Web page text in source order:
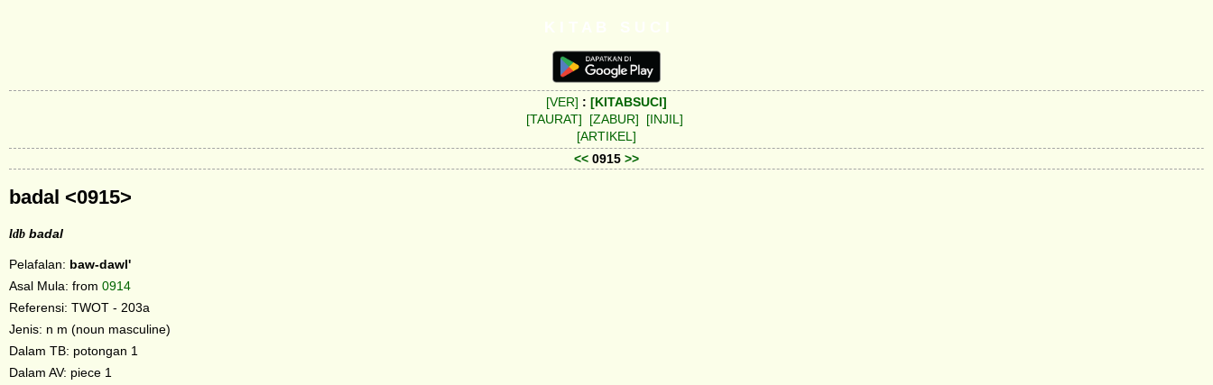
[VER] : [KITABSUCI]
[TAURAT]
[ZABUR]
[INJIL]
[ARTIKEL]
<< 0915 >>
badal <0915>
ldb badal
Pelafalan: baw-dawl'
Asal Mula: from 0914
Referensi: TWOT - 203a
Jenis: n m (noun masculine)
Dalam TB: potongan 1
Dalam AV: piece 1